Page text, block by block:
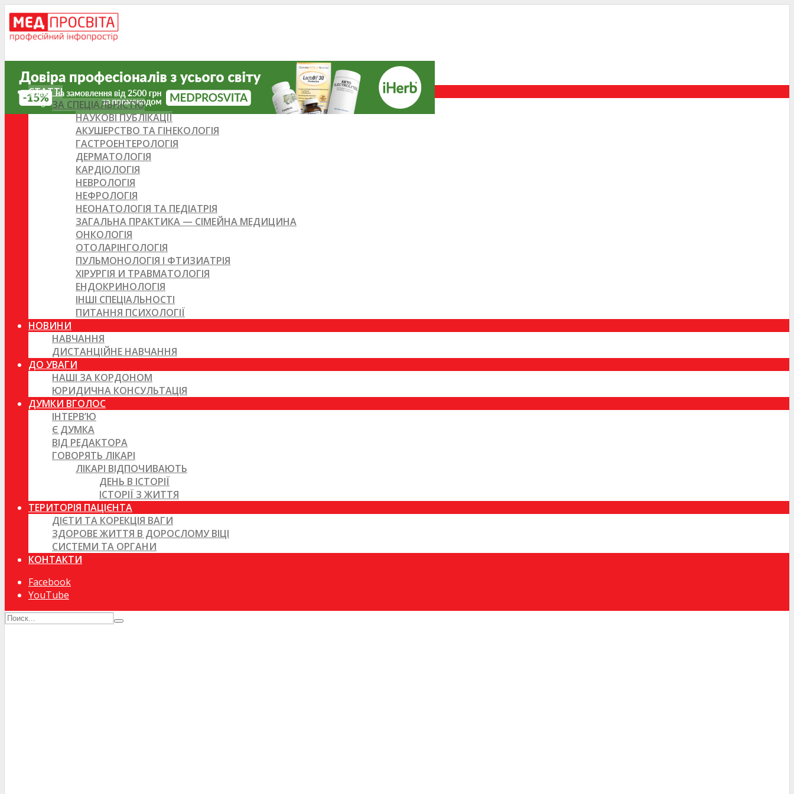
СТАТТІ
ЗА СПЕЦІАЛЬНІСТЮ
НАУКОВІ ПУБЛІКАЦІЇ
АКУШЕРСТВО ТА ГІНЕКОЛОГІЯ
ГАСТРОЕНТЕРОЛОГІЯ
ДЕРМАТОЛОГІЯ
КАРДІОЛОГІЯ
НЕВРОЛОГІЯ
НЕФРОЛОГІЯ
НЕОНАТОЛОГІЯ ТА ПЕДІАТРІЯ
ЗАГАЛЬНА ПРАКТИКА — СІМЕЙНА МЕДИЦИНА
ОНКОЛОГІЯ
ОТОЛАРІНГОЛОГІЯ
ПУЛЬМОНОЛОГІЯ І ФТИЗИАТРІЯ
ХІРУРГІЯ И ТРАВМАТОЛОГІЯ
ЕНДОКРИНОЛОГІЯ
ІНШІ СПЕЦІАЛЬНОСТІ
ПИТАННЯ ПСИХОЛОГІЇ
НОВИНИ
НАВЧАННЯ
ДИСТАНЦІЙНЕ НАВЧАННЯ
ДО УВАГИ
НАШІ ЗА КОРДОНОМ
ЮРИДИЧНА КОНСУЛЬТАЦІЯ
ДУМКИ ВГОЛОС
ІНТЕРВ’Ю
Є ДУМКА
ВІД РЕДАКТОРА
ГОВОРЯТЬ ЛІКАРІ
ЛІКАРІ ВІДПОЧИВАЮТЬ
ДЕНЬ В ІСТОРІЇ
ІСТОРІЇ З ЖИТТЯ
ТЕРИТОРІЯ ПАЦІЄНТА
ДІЄТИ ТА КОРЕКЦІЯ ВАГИ
ЗДОРОВЕ ЖИТТЯ В ДОРОСЛОМУ ВІЦІ
СИСТЕМИ ТА ОРГАНИ
КОНТАКТИ
Facebook
YouTube